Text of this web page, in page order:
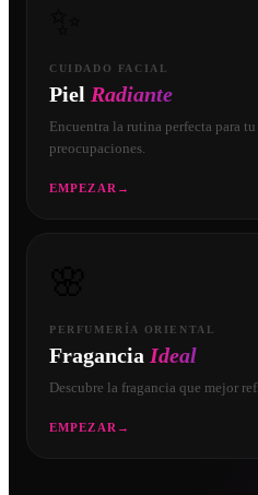
CUIDADO FACIAL
Piel Radiante
Encuentra la rutina perfecta para
preocupaciones.
EMPEZAR →
PERFUMERÍA ORIENTAL
Fragancia Ideal
Descubre la fragancia que mejor
EMPEZAR →